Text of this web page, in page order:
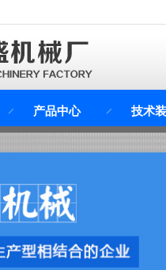
产品中心 技术